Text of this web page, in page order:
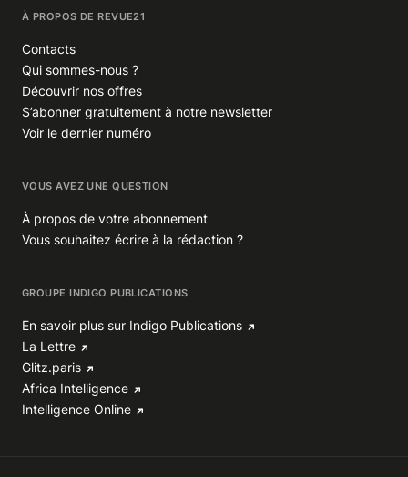
À PROPOS DE REVUE21
Contacts
Qui sommes-nous ?
Découvrir nos offres
S’abonner gratuitement à notre newsletter
Voir le dernier numéro
VOUS AVEZ UNE QUESTION
À propos de votre abonnement
Vous souhaitez écrire à la rédaction ?
GROUPE INDIGO PUBLICATIONS
En savoir plus sur Indigo Publications
La Lettre
Glitz.paris
Africa Intelligence
Intelligence Online